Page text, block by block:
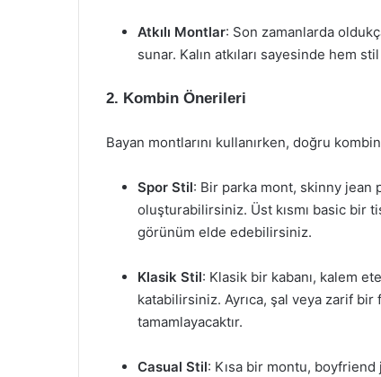
Atkılı Montlar: Son zamanlarda
sunar. Kalın atkıları sayesinde hem
2. Kombin Önerileri
Bayan montlarını kullanırken, doğru
Spor Stil: Bir parka mont, skinny
oluşturabilirsiniz. Üst kısmı basic bir
görünüm elde edebilirsiniz.
Klasik Stil: Klasik bir kabanı, kalem
katabilirsiniz. Ayrıca, şal veya zarif
tamamlayacaktır.
Casual Stil: Kısa bir montu,